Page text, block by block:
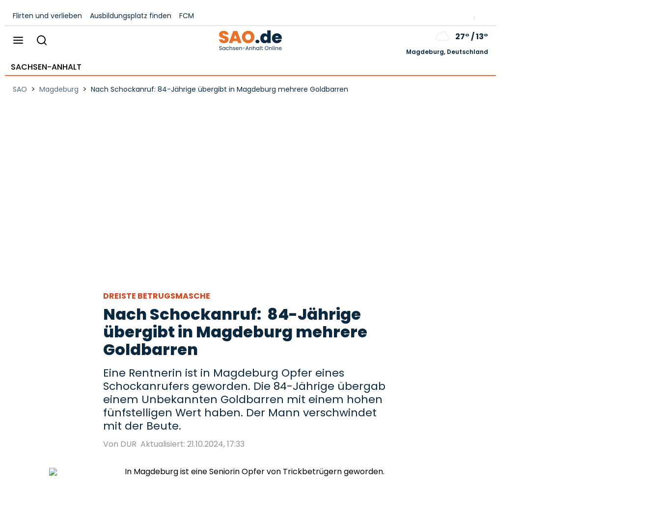
Flirten und verlieben Ausbildungsplatz finden FCM
27°/13°
Magdeburg, Deutschland
SACHSEN-ANHALT
SAO > Magdeburg > Nach Schockanruf: 84-Jährige übergibt in Magdeburg mehrere Goldbarren
DREISTE BETRUGSMASCHE
Nach Schockanruf: 84-Jährige
übergibt in Magdeburg mehrere
Goldbarren
Eine Rentnerin ist in Magdeburg Opfer eines
Schockanrufers geworden. Die 84-Jährige übergab
einem Unbekannten Goldbarren mit einem hohen
fünfstelligen Wert haben. Der Mann verschwindet
mit der Beute.
Von DUR Aktualisiert: 21.10.2024, 17:33